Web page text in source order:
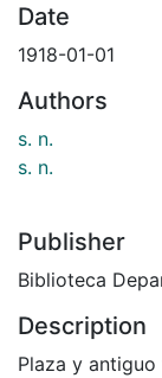
Date
1918-01-01
Authors
s. n.
s. n.
Publisher
Biblioteca
Description
Plaza y antiguo